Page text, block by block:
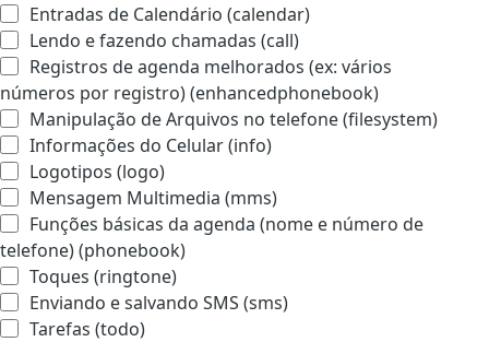
Entradas de Calendário (calendar)
Lendo e fazendo chamadas (call)
Registros de agenda melhorados (ex: vários
números por registro) (enhancedphonebook)
Manipulação de Arquivos no telefone (filesystem)
Informações do Celular (info)
Logotipos (logo)
Mensagem Multimedia (mms)
Funções básicas da agenda (nome e número de
telefone) (phonebook)
Toques (ringtone)
Enviando e salvando SMS (sms)
Tarefas (todo)